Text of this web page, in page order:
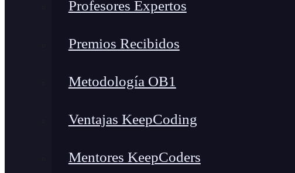
Profesores Expertos
Premios Recibidos
Metodología OB1
Ventajas KeepCoding
Mentores KeepCoders